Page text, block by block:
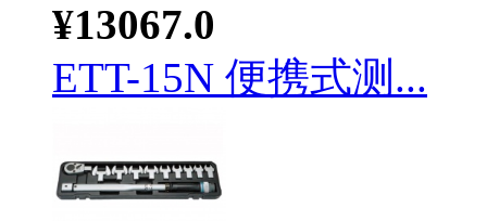
¥13067.0
ETT-15N 便携式测...